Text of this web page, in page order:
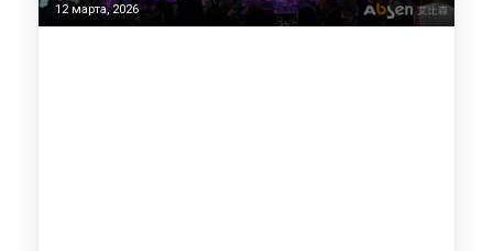
12 марта, 2026